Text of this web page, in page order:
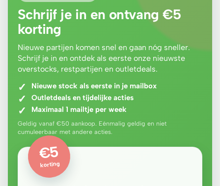
Schrijf je in en ontvang €5
korting
Nieuwe partijen komen snel en gaan nóg sneller.
Schrijf je in en ontdek als eerste onze nieuwste
overstocks, restpartijen en outletdeals.
Nieuwe stock als eerste in je mailbox
Outletdeals en tijdelijke acties
Maximaal 1 mailtje per week
Geldig vanaf €50 aankoop. Eénmalig geldig en niet
cumuleerbaar met andere acties.
€5
korting